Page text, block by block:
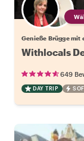
Genieße Brügge mit
Withlocals
649
DAY TRIP